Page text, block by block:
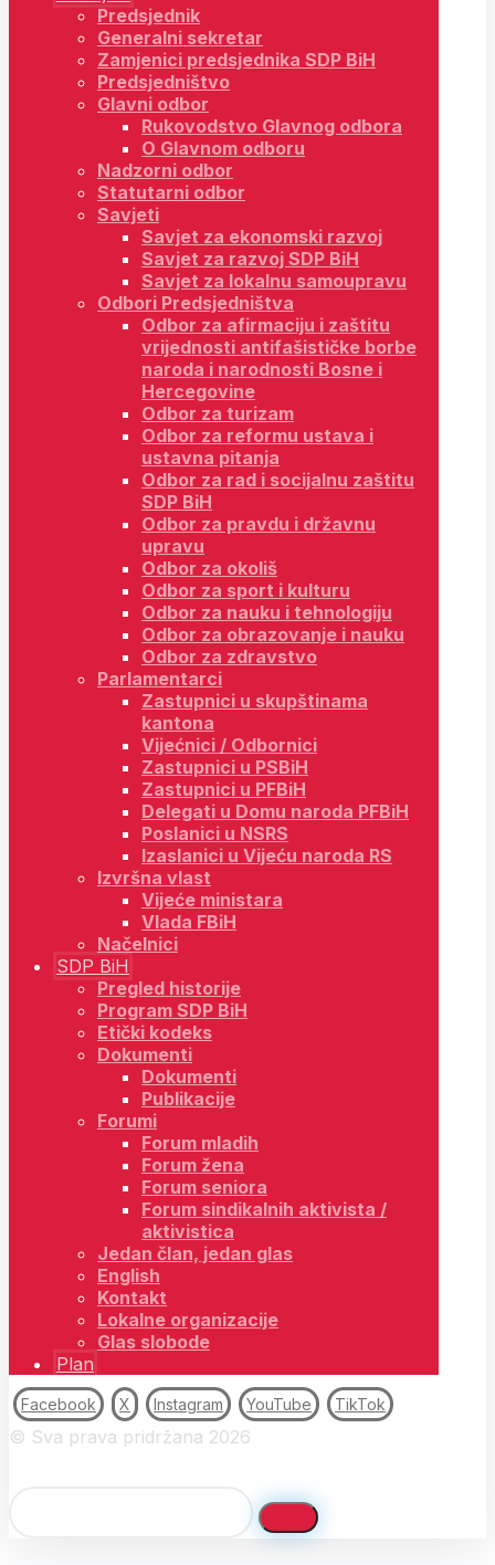
Predsjednik
Generalni sekretar
Zamjenici predsjednika SDP BiH
Predsjedništvo
Glavni odbor
Rukovodstvo Glavnog odbora
O Glavnom odboru
Nadzorni odbor
Statutarni odbor
Savjeti
Savjet za ekonomski razvoj
Savjet za razvoj SDP BiH
Savjet za lokalnu samoupravu
Odbori Predsjedništva
Odbor za afirmaciju i zaštitu
vrijednosti antifašističke borbe
naroda i narodnosti Bosne i
Hercegovine
Odbor za turizam
Odbor za reformu ustava i
ustavna pitanja
Odbor za rad i socijalnu zaštitu
SDP BiH
Odbor za pravdu i državnu
upravu
Odbor za okoliš
Odbor za sport i kulturu
Odbor za nauku i tehnologiju
Odbor za obrazovanje i nauku
Odbor za zdravstvo
Parlamentarci
Zastupnici u skupštinama
kantona
Vijećnici / Odbornici
Zastupnici u PSBiH
Zastupnici u PFBiH
Delegati u Domu naroda PFBiH
Poslanici u NSRS
Izaslanici u Vijeću naroda RS
Izvršna vlast
Vijeće ministara
Vlada FBiH
Načelnici
SDP BiH
Pregled historije
Program SDP BiH
Etički kodeks
Dokumenti
Dokumenti
Publikacije
Forumi
Forum mladih
Forum žena
Forum seniora
Forum sindikalnih aktivista /
aktivistica
Jedan član, jedan glas
English
Kontakt
Lokalne organizacije
Glas slobode
Plan
Facebook X Instagram YouTube TikTok
© Sva prava pridržana 2026